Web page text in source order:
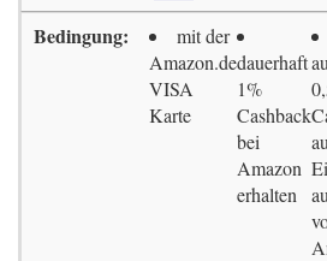
mit der
Amazon.de
VISA
Karte
dauerhaft
1%
Cashback
bei
Amazon
erhalten